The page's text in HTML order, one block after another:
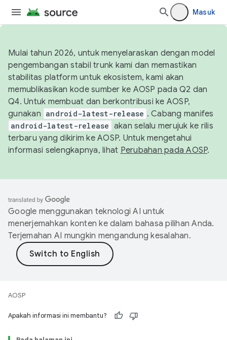
Masuk
Mulai tahun 2026, untuk menyelaraskan dengan model
pengembangan stabil trunk kami dan memastikan
stabilitas platform untuk ekosistem, kami akan
memublikasikan kode sumber ke AOSP pada Q2 dan
Q4. Untuk membuat dan berkontribusi ke AOSP,
gunakan android-latest-release . Cabang manifes
android-latest-release akan selalu merujuk ke rilis
terbaru yang dikirim ke AOSP. Untuk mengetahui
informasi selengkapnya, lihat Perubahan pada AOSP.
Google menggunakan teknologi AI untuk
menerjemahkan konten ke dalam bahasa pilihan Anda.
Terjemahan AI mungkin mengandung kesalahan.
AOSP
Apakah informasi ini membantu?